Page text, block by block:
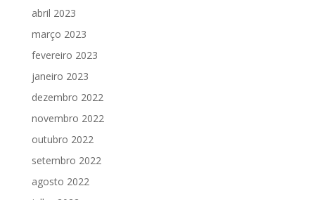
abril 2023
março 2023
fevereiro 2023
janeiro 2023
dezembro 2022
novembro 2022
outubro 2022
setembro 2022
agosto 2022